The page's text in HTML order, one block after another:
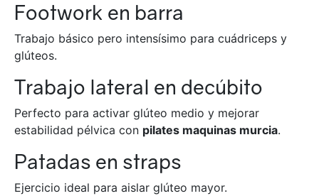
Footwork en barra
Trabajo básico pero intensísimo para cuádriceps y
glúteos.
Trabajo lateral en decúbito
Perfecto para activar glúteo medio y mejorar
estabilidad pélvica con pilates maquinas murcia.
Patadas en straps
Ejercicio ideal para aislar glúteo mayor.